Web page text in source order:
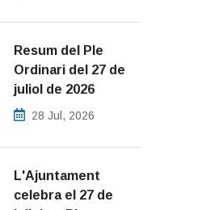
Resum del Ple
Ordinari del 27 de
juliol de 2026
28 Jul, 2026
L'Ajuntament
celebra el 27 de